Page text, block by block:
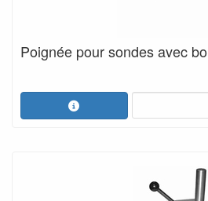
Poignée pour sondes avec